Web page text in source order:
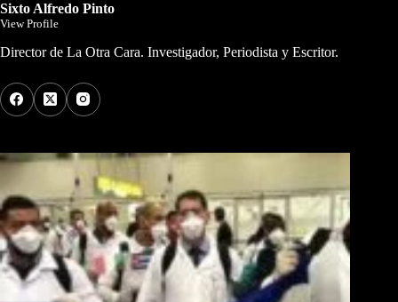
Sixto Alfredo Pinto
View Profile
Director de La Otra Cara. Investigador, Periodista y Escritor.